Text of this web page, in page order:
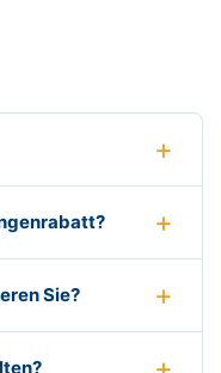
Sie?